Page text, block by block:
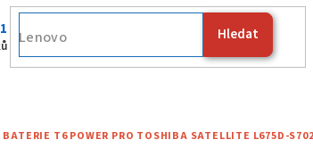
Hledat
Fujitsu
BATERIE T6 POWER PRO TOSHIBA SATELLITE L675D-